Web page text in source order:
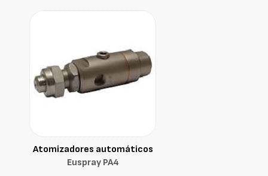
Atomizadores automáticos
Euspray PA4